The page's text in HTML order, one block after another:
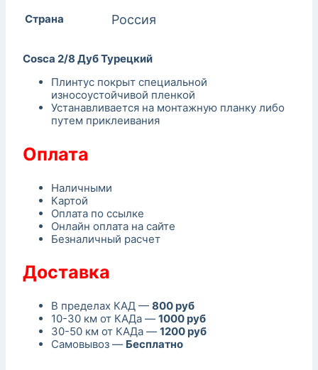
Страна Россия
Cosca 2/8 Дуб Турецкий
Плинтус покрыт специальной
износоустойчивой пленкой
Устанавливается на монтажную планку либо
путем приклеивания
Оплата
Наличными
Картой
Оплата по ссылке
Онлайн оплата на сайте
Безналичный расчет
Доставка
В пределах КАД — 800 руб
10-30 км от КАДа — 1000 руб
30-50 км от КАДа — 1200 руб
Самовывоз — Бесплатно